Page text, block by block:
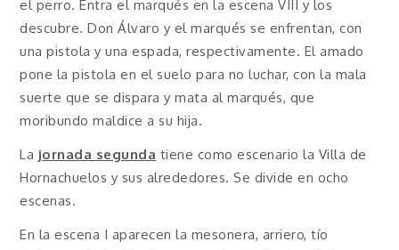
el perro. Entra el marqués en la escena VIII y los
descubre. Don Álvaro y el marqués se enfrentan, con
una pistola y una espada, respectivamente. El amado
pone la pistola en el suelo para no luchar, con la mala
suerte que se dispara y mata al marqués, que
moribundo maldice a su hija.
La jornada segunda tiene como escenario la Villa de
Hornachuelos y sus alrededores. Se divide en ocho
escenas.
En la escena I aparecen la mesonera, arriero, tío